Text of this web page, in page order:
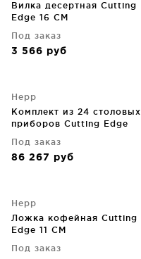
Вилка десертная Cutting
Edge 16 CM
Под заказ
3 566 руб
Hepp
Комплект из 24 столовых
приборов Cutting Edge
Под заказ
86 267 руб
Hepp
Ложка кофейная Cutting
Edge 11 CM
Под заказ